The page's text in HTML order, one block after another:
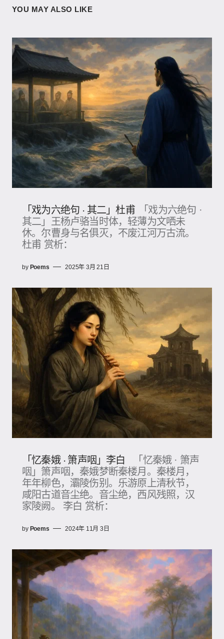
YOU MAY ALSO LIKE
「戏为六绝句 · 其二」杜甫
「戏为六绝句 ·
其二」王杨卢骆当时体，轻薄为文哂未
休。尔曹身与名俱灭，不废江河万古流。
杜甫 赏析：
by Poems 2025年 3月 21日
「忆秦娥 · 箫声咽」李白
「忆秦娥 · 箫声
咽」箫声咽，秦娥梦断秦楼月。秦楼月，
年年柳色，灞陵伤别。乐游原上清秋节，
咸阳古道音尘绝。音尘绝，西风残照，汉
家陵阙。 李白 赏析：
by Poems 2024年 11月 3日